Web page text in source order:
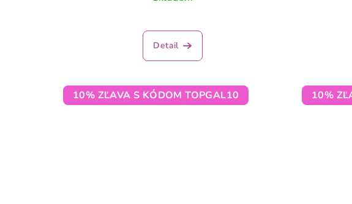
Detail
10% ZĽAVA S KÓDOM TOPGAL10 10%